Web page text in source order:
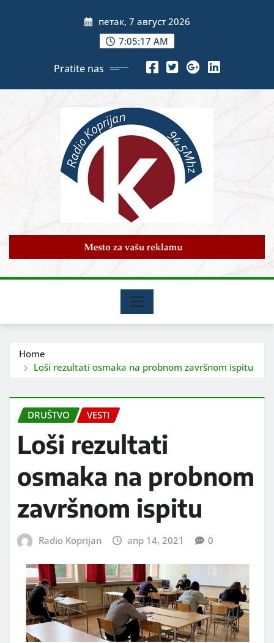
петак, 7 август 2026
7:05:19 AM
Pratite nas
Home
Loši rezultati osmaka na probnom završnom ispitu
DRUŠTVO VESTI
Loši rezultati
osmaka na probnom
završnom ispitu
Radio Koprijan апр 14, 2021 0